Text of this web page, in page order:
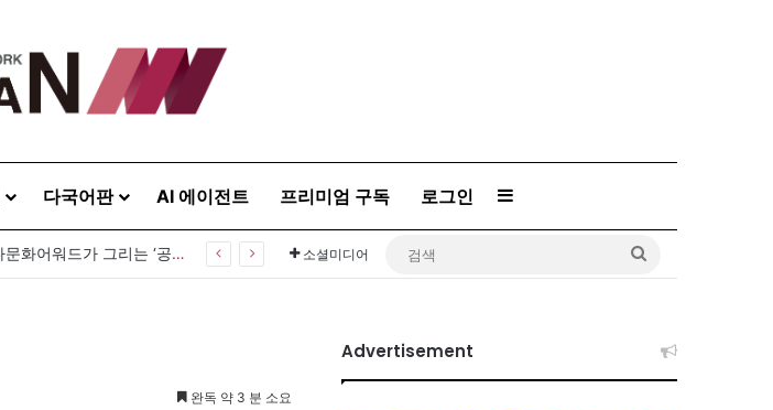
다국어판 AI 에이전트 프리미엄 구독 로그인 Sidebar
“다름은 감출 것이 아니라 축하할 것”…미라클다문화어워드가 그리는 ‘공존’의 미래 소셜미디어
완독 약 3 분 소요
Advertisement